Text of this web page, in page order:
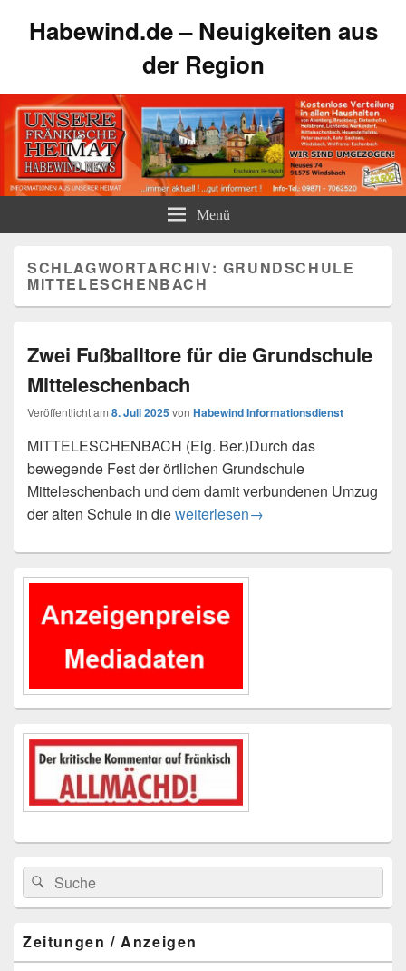
Habewind.de – Neuigkeiten aus
der Region
Menü
SCHLAGWORTARCHIV: GRUNDSCHULE
MITTELESCHENBACH
Zwei Fußballtore für die Grundschule
Mitteleschenbach
Veröffentlicht am 8. Juli 2025von Habewind Informationsdienst
MITTELESCHENBACH (Eig. Ber.)Durch das
bewegende Fest der örtlichen Grundschule
Mitteleschenbach und dem damit verbundenen Umzug
der alten Schule in dieZwei Fußballtore für die
weiterlesen→
Primärer
Widgetbereich
Suchen
nach:
Suchen
Zeitungen / Anzeigen